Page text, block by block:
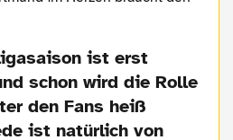
ist erst
schon wird die Rolle
den Fans heiß
ist natürlich von